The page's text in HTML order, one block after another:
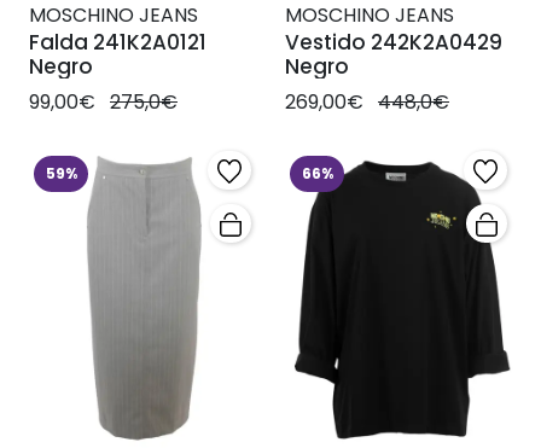
MOSCHINO JEANS
Falda 241K2A0121
Negro
99,00€ 275,0€
MOSCHINO JEANS
Vestido 242K2A0429
Negro
269,00€ 448,0€
59% 66%